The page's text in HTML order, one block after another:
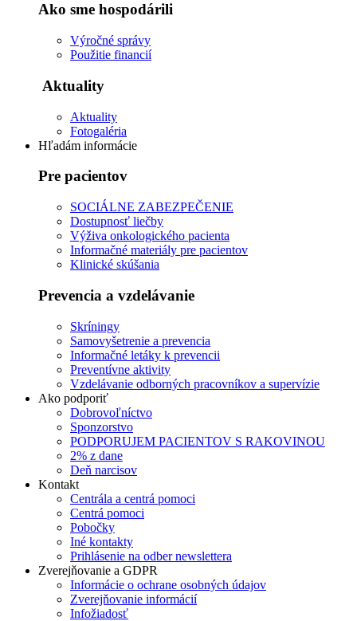
Ako sme hospodárili
Výročné správy
Použitie financií
Aktuality
Aktuality
Fotogaléria
Hľadám informácie
Pre pacientov
SOCIÁLNE ZABEZPEČENIE
Dostupnosť liečby
Výživa onkologického pacienta
Informačné materiály pre pacientov
Klinické skúšania
Prevencia a vzdelávanie
Skríningy
Samovyšetrenie a prevencia
Informačné letáky k prevencii
Preventívne aktivity
Vzdelávanie odborných pracovníkov a supervízie
Ako podporiť
Dobrovoľníctvo
Sponzorstvo
PODPORUJEM PACIENTOV S RAKOVINOU
2% z dane
Deň narcisov
Kontakt
Centrála a centrá pomoci
Centrá pomoci
Pobočky
Iné kontakty
Prihlásenie na odber newslettera
Zverejňovanie a GDPR
Informácie o ochrane osobných údajov
Zverejňovanie informácií
Infožiadosť